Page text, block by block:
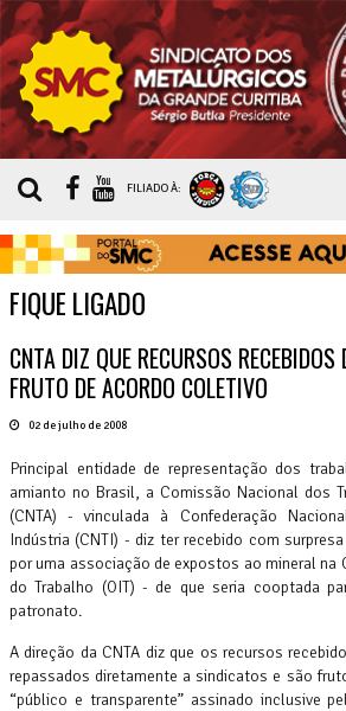
FILIADO À:
FIQUE LIGADO
CNTA DIZ QUE RECURSOS
FRUTO DE ACORDO COLETIVO
02 de julho de 2008
Principal entidade de representação dos
amianto no Brasil, a Comissão Nacional dos
(CNTA) - vinculada à Confederação
Indústria (CNTI) - diz ter recebido com
por uma associação de expostos ao mineral na
do Trabalho (OIT) - de que seria cooptada
patronato.
A direção da CNTA diz que os recursos
repassados diretamente a sindicatos e são
“público e transparente” assinado inclusive